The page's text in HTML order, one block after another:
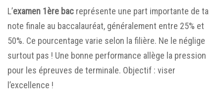
L’examen 1ère bac représente une part importante de ta
note finale au baccalauréat, généralement entre 25% et
50%. Ce pourcentage varie selon la filière. Ne le néglige
surtout pas ! Une bonne performance allège la pression
pour les épreuves de terminale. Objectif : viser
l’excellence !